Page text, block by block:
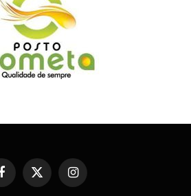
Facebook
X
(Twitter)
Instagram